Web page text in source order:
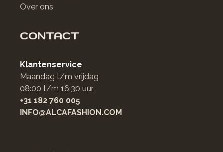
Over ons
CONTACT
Klantenservice
Maandag t/m vrijdag
08:00 t/m 16:30 uur
+31 182 760 005
INFO@ALCAFASHION.COM